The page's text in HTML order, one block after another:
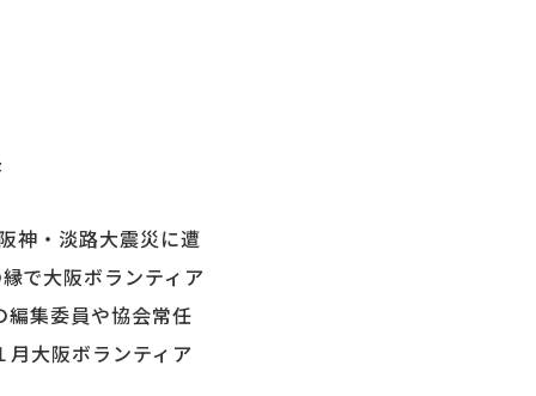
神・淡路大震災に遭
で大阪ボランティア
集委員や協会常任
大阪ボランティア